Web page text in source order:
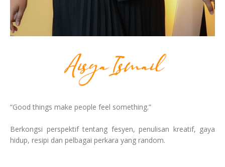
“Good things make people feel something.”
Berkongsi perspektif tentang fesyen, penulisan kreatif, gaya
hidup, resipi dan pelbagai perkara yang random.